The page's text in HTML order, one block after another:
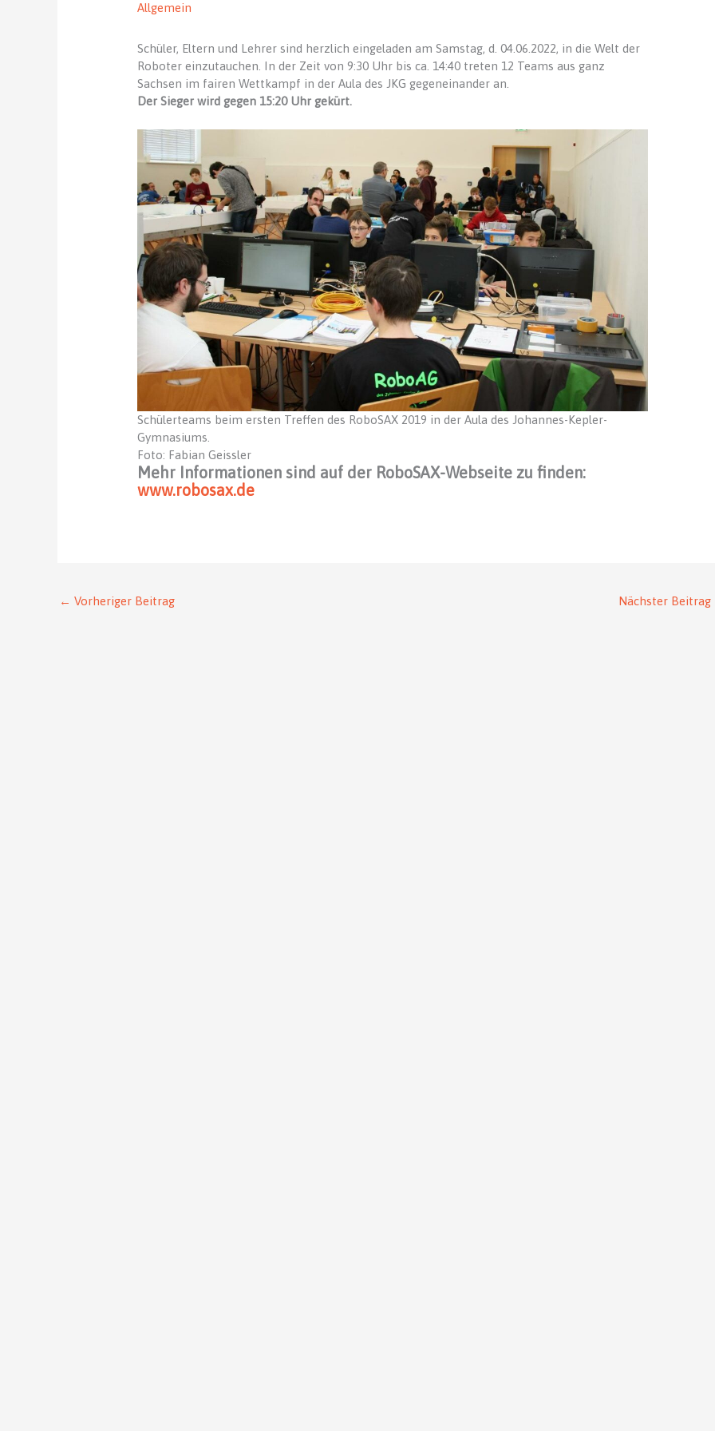
Allgemein
Schüler, Eltern und Lehrer sind herzlich eingeladen am Samstag, d. 04.06.2022, in die Welt der
Roboter einzutauchen. In der Zeit von 9:30 Uhr bis ca. 14:40 treten 12 Teams aus ganz
Sachsen im fairen Wettkampf in der Aula des JKG gegeneinander an.
Der Sieger wird gegen 15:20 Uhr gekürt.
Schülerteams beim ersten Treffen des RoboSAX 2019 in der Aula des Johannes-Kepler-
Gymnasiums.
Foto: Fabian Geissler
Mehr Informationen sind auf der RoboSAX-Webseite zu finden:
www.robosax.de
← Vorheriger Beitrag Nächster Beitrag